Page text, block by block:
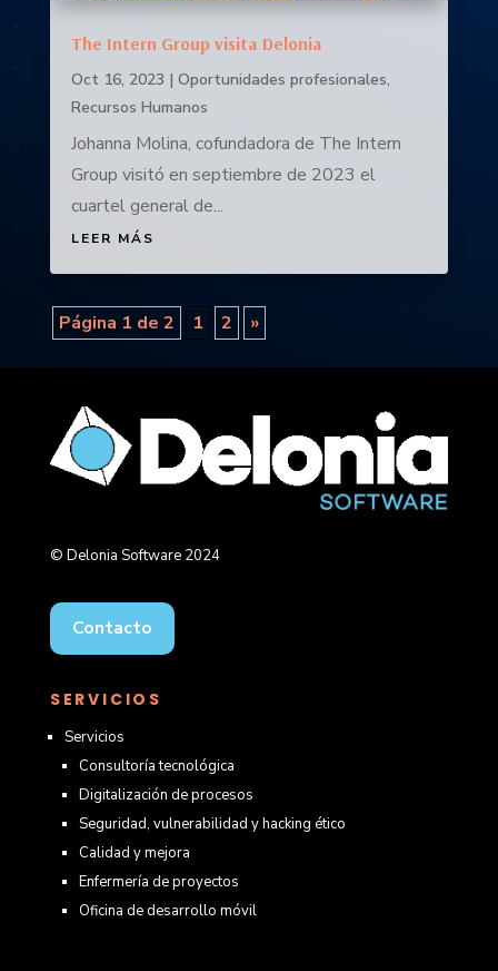
The Intern Group visita Delonia
Oct 16, 2023 | Oportunidades profesionales,
Recursos Humanos
Johanna Molina, cofundadora de The Intern
Group visitó en septiembre de 2023 el
cuartel general de...
LEER MÁS
Página 1 de 2 1 2 »
© Delonia Software 2024
Contacto
SERVICIOS
Servicios
Consultoría tecnológica
Digitalización de procesos
Seguridad, vulnerabilidad y hacking ético
Calidad y mejora
Enfermería de proyectos
Oficina de desarrollo móvil